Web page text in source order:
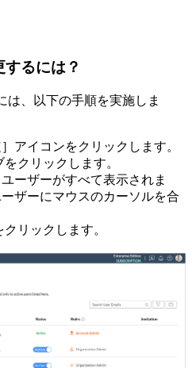
るには？
は、以下の手順を実施しま
アイコンをクリックします。
をクリックします。
ーザーがすべて表示されま
ザーにマウスのカーソルを合
クリックします。